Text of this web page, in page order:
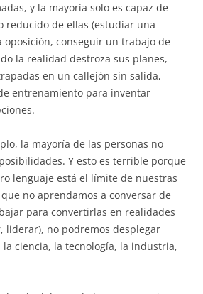
y la mayoría solo es capaz de
reducido de ellas (estudiar una
conseguir un trabajo de
la realidad destroza sus planes,
en un callejón sin salida,
entrenamiento para inventar
la mayoría de las personas no
Y esto es terrible porque
lenguaje está el límite de nuestras
no aprendamos a conversar de
para convertirlas en realidades
liderar), no podremos desplegar
ciencia, la tecnología, la industria,